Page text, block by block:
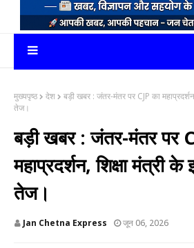
मुख्यपृष्ठ देश
बड़ी खबर : जंतर-मंतर पर CJP का
तेज।
बड़ी खबर : जंतर-मंतर पर
महाप्रदर्शन, शिक्षा मंत्री
तेज।
Jan Chetna Express जून 06, 2026